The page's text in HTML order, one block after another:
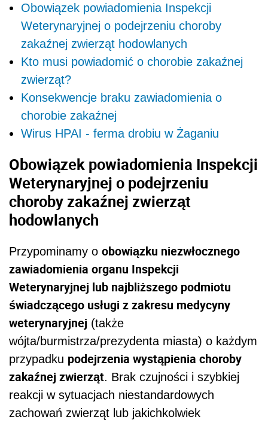
Obowiązek powiadomienia Inspekcji
Weterynaryjnej o podejrzeniu choroby
zakaźnej zwierząt hodowlanych
Kto musi powiadomić o chorobie zakaźnej
zwierząt?
Konsekwencje braku zawiadomienia o
chorobie zakaźnej
Wirus HPAI - ferma drobiu w Żaganiu
Obowiązek powiadomienia Inspekcji
Weterynaryjnej o podejrzeniu
choroby zakaźnej zwierząt
hodowlanych
Przypominamy o obowiązku niezwłocznego
zawiadomienia organu Inspekcji
Weterynaryjnej lub najbliższego podmiotu
świadczącego usługi z zakresu medycyny
weterynaryjnej (także
wójta/burmistrza/prezydenta miasta) o każdym
przypadku podejrzenia wystąpienia choroby
zakaźnej zwierząt. Brak czujności i szybkiej
reakcji w sytuacjach niestandardowych
zachowań zwierząt lub jakichkolwiek